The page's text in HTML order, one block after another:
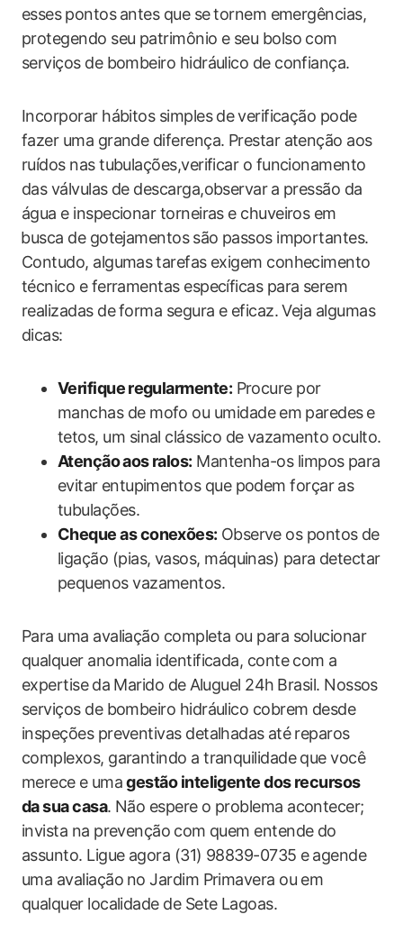
‍esses ⁤pontos⁣ antes que‌ se ⁢tornem emergências,
protegendo seu patrimônio​ e seu bolso com
serviços de bombeiro ​hidráulico de confiança.
Incorporar hábitos simples de⁣ verificação pode
fazer uma grande diferença.​ Prestar atenção ​aos⁢
ruídos nas tubulações,verificar o funcionamento‍
das válvulas de ‌descarga,observar ⁣a pressão da
água e inspecionar torneiras‌ e chuveiros em
⁤busca ​de gotejamentos ⁢são passos importantes.‍
Contudo, algumas⁤ tarefas exigem conhecimento
‍técnico e ferramentas específicas para serem
realizadas de⁤ forma ‌segura e eficaz. Veja ​algumas
‍dicas:
Verifique ⁢regularmente: Procure por
‌manchas de mofo ou umidade em⁣ paredes ⁢e
tetos, um sinal clássico de vazamento oculto.
Atenção⁣ aos​ ralos: Mantenha-os limpos para
evitar ⁢entupimentos que‌ podem forçar as
tubulações.
Cheque as conexões: ⁤Observe os​ pontos de
ligação (pias, vasos, máquinas) para‌ detectar
pequenos vazamentos.
Para uma‍ avaliação completa ‌ou para solucionar
qualquer​ anomalia identificada,​ conte com ⁣a
expertise ⁢da Marido de ⁢Aluguel 24h⁢ Brasil. Nossos‌
serviços ‍de bombeiro hidráulico ‌cobrem desde
inspeções preventivas detalhadas⁣ até reparos⁤
complexos, garantindo a tranquilidade que você
merece ⁣e umagestão inteligente dos recursos‌
da‌ sua casa. Não espere o problema​ acontecer;⁣
invista na prevenção⁢ com ​quem entende do
assunto. Ligue agora (31) 98839-0735 e ⁤agende
uma avaliação⁤ no‍ Jardim Primavera ou em
qualquer localidade de Sete Lagoas.